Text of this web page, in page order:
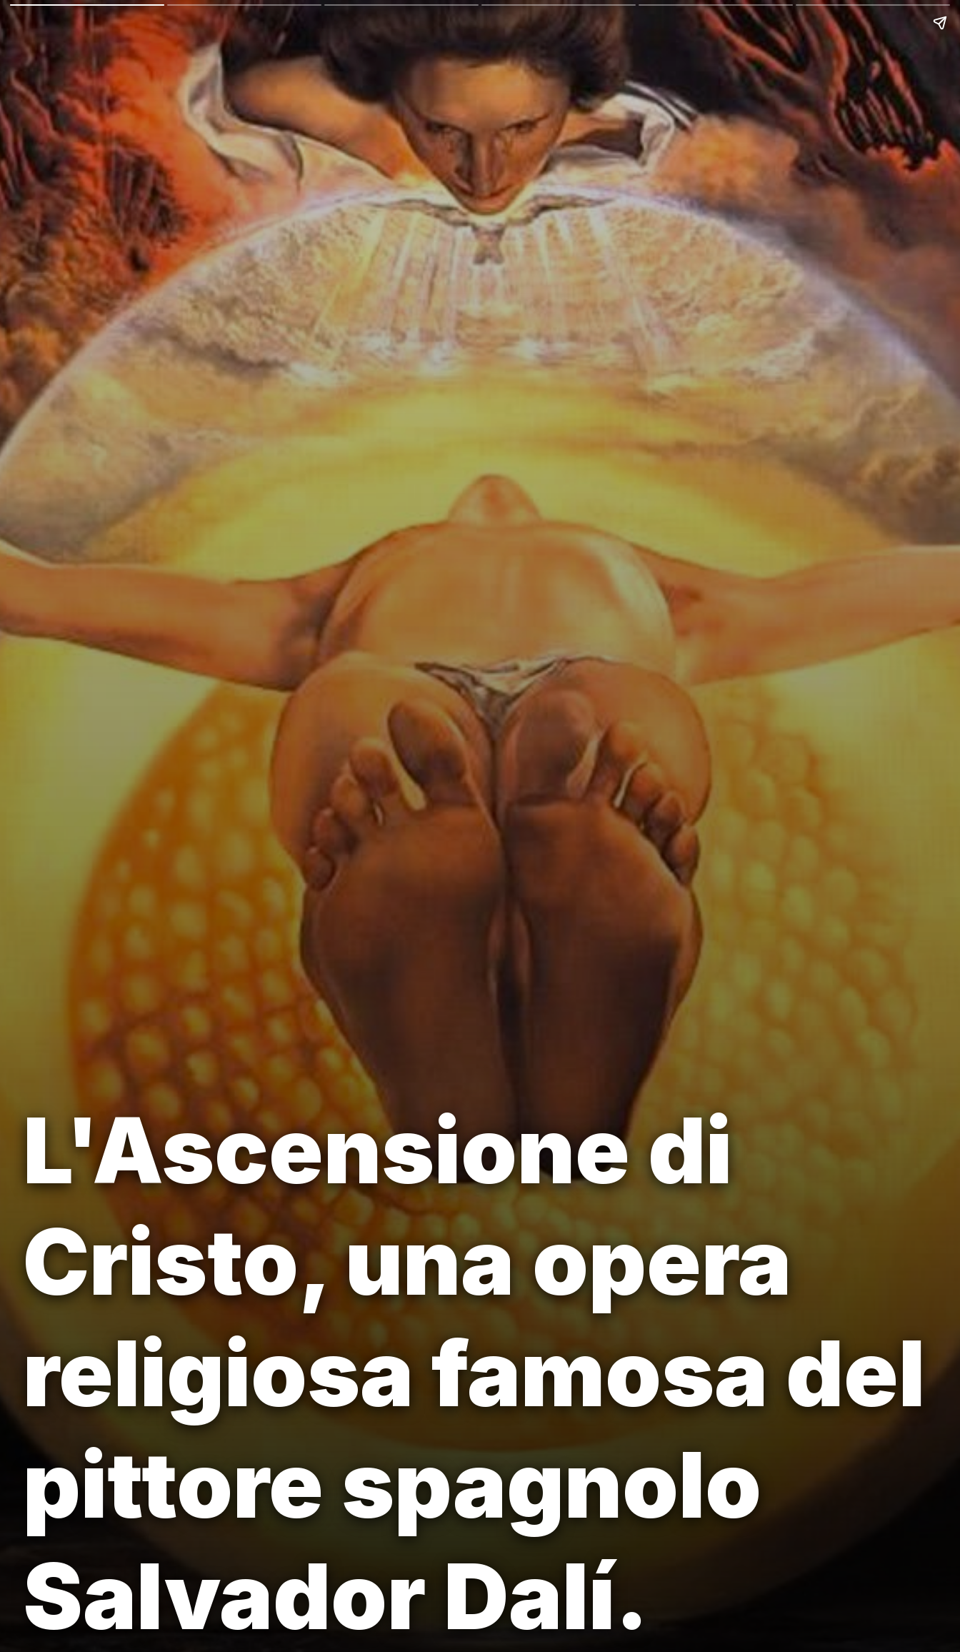
L'Ascensione di
Cristo, una opera
religiosa famosa del
pittore spagnolo
Salvador Dalí.